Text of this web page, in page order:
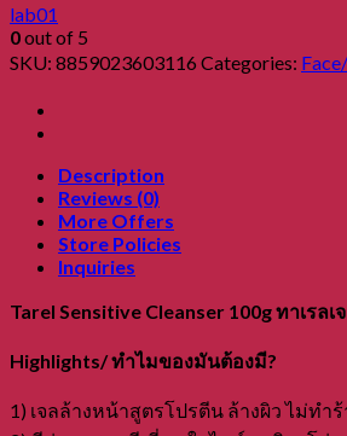
เจ
ล
หน้า
สูตร
ไม่
ทำร้าย
เกราะ
ผิว
lab01
0out of 5
SKU: 8859023603116 Categories:
Description
Reviews (0)
More Offers
Store Policies
Inquiries
Tarel Sensitive Cleanser 100g ทาเรล
Highlights/ ทำไมของมันต้องมี?
1) เจลล้างหน้าสูตรโปรตีน ล้างผิว ไม่ทำ